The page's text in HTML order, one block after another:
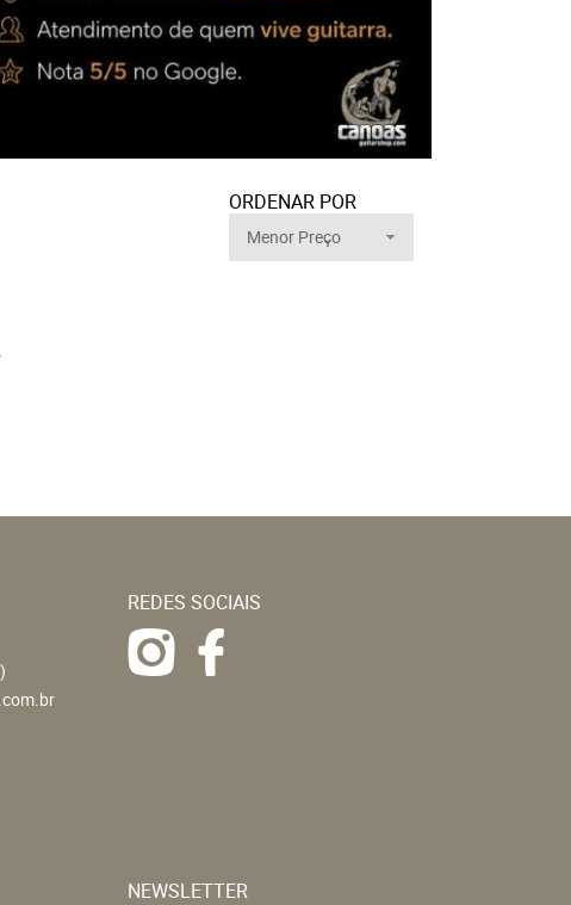
ORDENAR POR
Menor Preço
REDES SOCIAIS
NEWSLETTER